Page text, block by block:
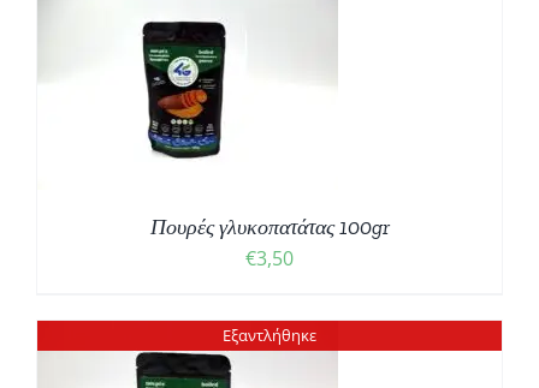
Πουρές γλυκοπατάτας 100gr
€3,50
Εξαντλήθηκε